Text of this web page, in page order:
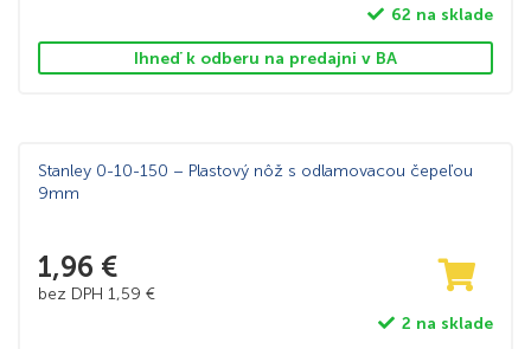
62 na sklade
Ihneď k odberu na predajni v BA
Stanley 0-10-150 – Plastový nôž s odlamovacou čepeľou
9mm
1,96 €
bez DPH 1,59 €
2 na sklade